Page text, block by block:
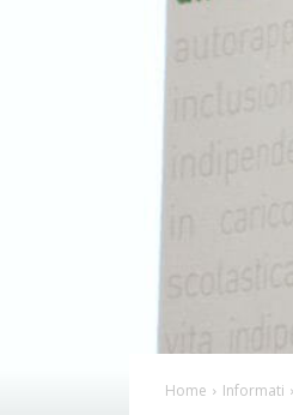
Home Informati